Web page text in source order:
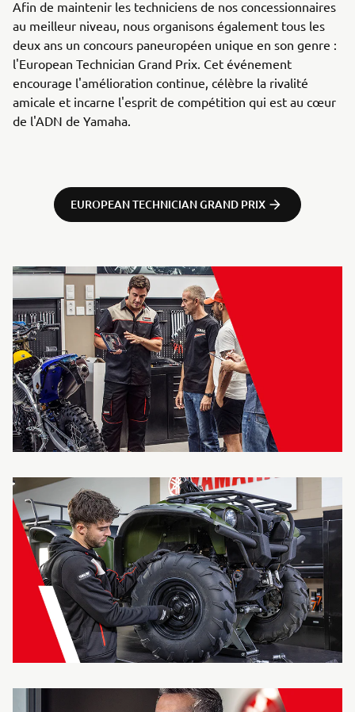
Afin de maintenir les techniciens de nos concessionnaires
au meilleur niveau, nous organisons également tous les
deux ans un concours paneuropéen unique en son genre :
l'European Technician Grand Prix. Cet événement
encourage l'amélioration continue, célèbre la rivalité
amicale et incarne l'esprit de compétition qui est au cœur
de l'ADN de Yamaha.
EUROPEAN TECHNICIAN GRAND PRIX